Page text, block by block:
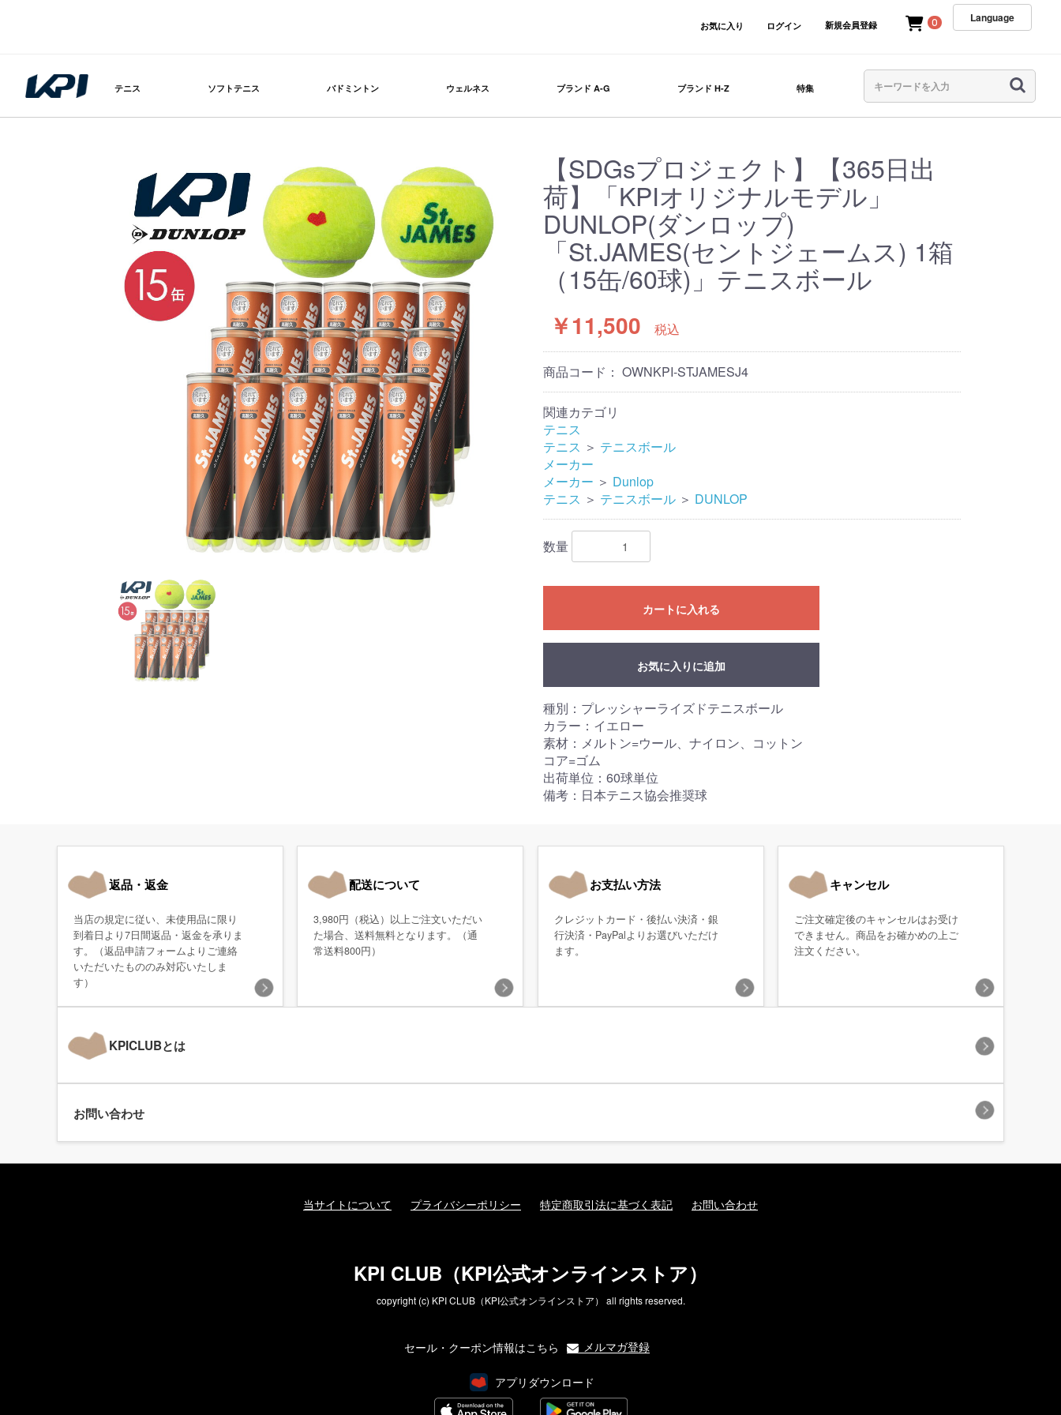
お気に入り ログイン 新規会員登録 0 Language
テニス ソフトテニス バドミントン ウェルネス ブランド A-G ブランド H-Z 特集
【SDGsプロジェクト】【365日出
荷】「KPIオリジナルモデル」
DUNLOP(ダンロップ)
「St.JAMES(セントジェームス) 1箱
（15缶/60球)」テニスボール
￥11,500 税込
商品コード： OWNKPI-STJAMESJ4
関連カテゴリ
テニス
テニス ＞ テニスボール
メーカー
メーカー ＞ Dunlop
テニス ＞ テニスボール ＞ DUNLOP
数量
カートに入れる
お気に入りに追加
種別：プレッシャーライズドテニスボール
カラー：イエロー
素材：メルトン=ウール、ナイロン、コットン
コア=ゴム
出荷単位：60球単位
備考：日本テニス協会推奨球
返品・返金
当店の規定に従い、未使用品に限り
到着日より7日間返品・返金を承りま
す。（返品申請フォームよりご連絡
いただいたもののみ対応いたしま
す）
配送について
3,980円（税込）以上ご注文いただい
た場合、送料無料となります。（通
常送料800円）
お支払い方法
クレジットカード・後払い決済・銀
行決済・PayPalよりお選びいただけ
ます。
キャンセル
ご注文確定後のキャンセルはお受け
できません。商品をお確かめの上ご
注文ください。
KPICLUBとは
お問い合わせ
当サイトについて プライバシーポリシー 特定商取引法に基づく表記 お問い合わせ
KPI CLUB（KPI公式オンラインストア）
copyright (c) KPI CLUB（KPI公式オンラインストア） all rights reserved.
セール・クーポン情報はこちら メルマガ登録
アプリダウンロード